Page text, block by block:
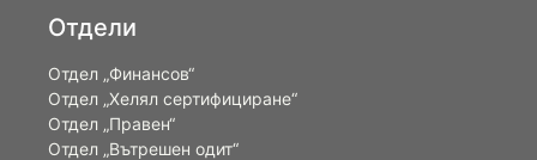
Отдели
Отдел „Финансов“
Отдел „Хелял сертифициране“
Отдел „Правен“
Отдел „Вътрешен одит“